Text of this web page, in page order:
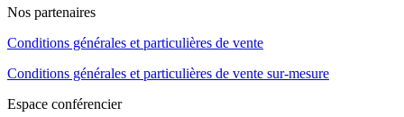
Nos partenaires
Conditions générales et particulières de vente
Conditions générales et particulières de vente sur-mesure
Espace conférencier